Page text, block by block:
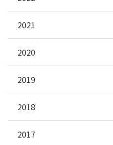
2021
2020
2019
2018
2017